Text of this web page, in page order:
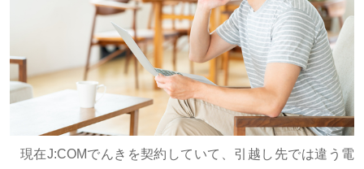
現在J:COMでんきを契約していて、引越し先では違う電